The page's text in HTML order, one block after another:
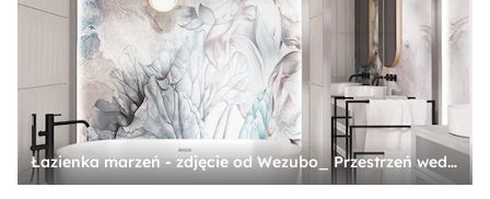
Łazienka marzeń - zdjęcie od Wezubo_ Przestrzeń według blondynki